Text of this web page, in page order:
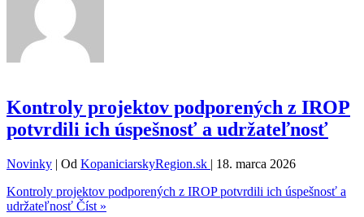
Kontroly projektov podporených z IROP
potvrdili ich úspešnosť a udržateľnosť
Novinky | Od KopaniciarskyRegion.sk | 18. marca 2026
Kontroly projektov podporených z IROP potvrdili ich úspešnosť a
udržateľnosť Číst »